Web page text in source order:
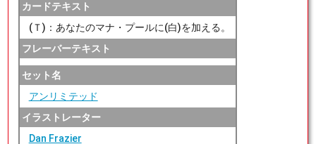
カードテキスト
(Ｔ)：あなたのマナ・プールに(白)を加える。
フレーバーテキスト
セット名
アンリミテッド
イラストレーター
Dan Frazier